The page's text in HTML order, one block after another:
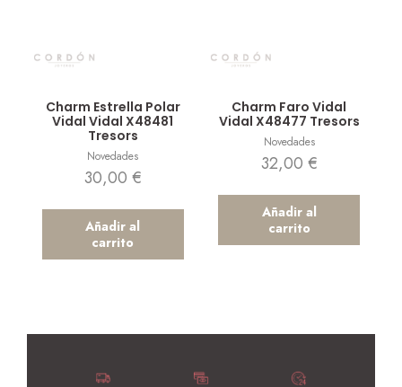
Charm Estrella Polar
Vidal Vidal X48481
Tresors
Novedades
30,00 €
Añadir al
carrito
Charm Faro Vidal
Vidal X48477 Tresors
Novedades
32,00 €
Añadir al
carrito